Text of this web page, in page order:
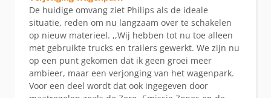
De huidige omvang ziet Philips als de ideale
situatie, reden om nu langzaam over te schakelen
op nieuw materieel. ,,Wij hebben tot nu toe alleen
met gebruikte trucks en trailers gewerkt. We zijn nu
op een punt gekomen dat ik geen groei meer
ambieer, maar een verjonging van het wagenpark.
Voor een deel wordt dat ook ingegeven door